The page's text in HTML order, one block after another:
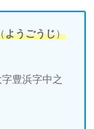
ようごうじ）
豊浜字中之